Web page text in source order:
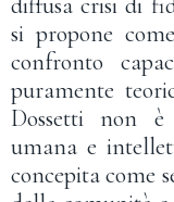
si propone
confronto
puramente
Dossetti non è
umana e
concepita come